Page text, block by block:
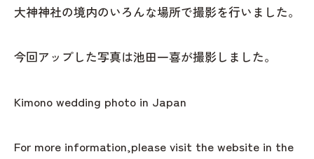
大神神社の境内のいろんな場所で撮影を行いました。
今回アップした写真は池田一喜が撮影しました。
Kimono wedding photo in Japan
For more information,please visit the website in the